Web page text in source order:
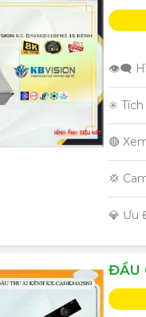
👁️‍🗨
✳️
🔴
💢
️💎 Ưu
ĐẦU